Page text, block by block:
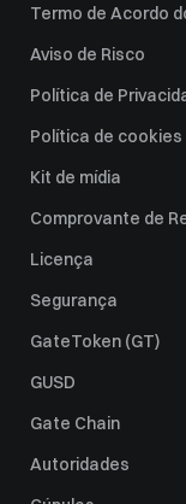
Termo de Acordo
Aviso de Risco
Política de
Política de cookies
Kit de mídia
Comprovante de
Licença
Segurança
GateToken (GT)
GUSD
Gate Chain
Autoridades